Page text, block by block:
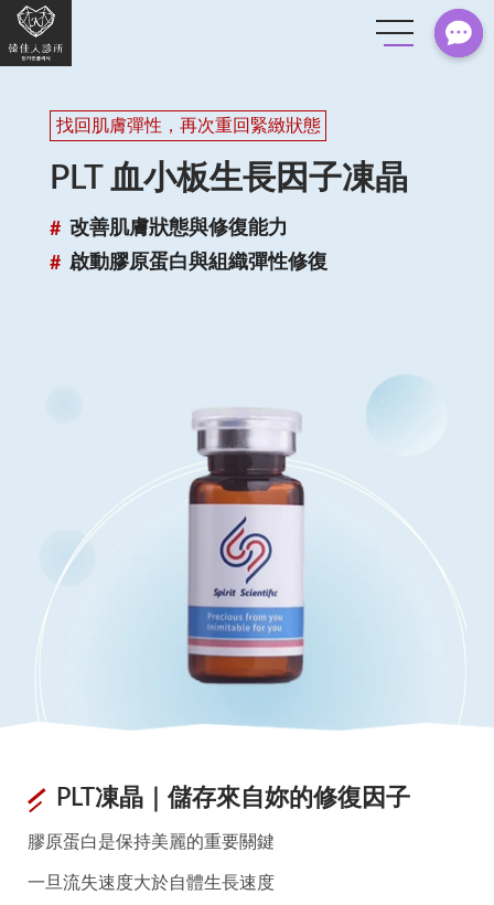
找回肌膚彈性，再次重回緊緻狀態
PLT 血小板生長因子凍晶
改善肌膚狀態與修復能力
啟動膠原蛋白與組織彈性修復
PLT凍晶｜儲存來自妳的修復因子
膠原蛋白是保持美麗的重要關鍵
一旦流失速度大於自體生長速度